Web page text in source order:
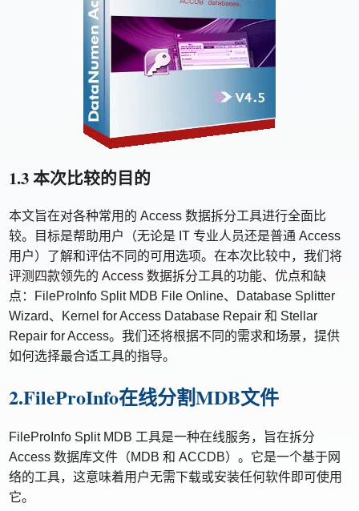
1.3 本次比较的目的
本文旨在对各种常用的 Access 数据拆分工具进行全面比
较。目标是帮助用户（无论是 IT 专业人员还是普通 Access
用户）了解和评估不同的可用选项。在本次比较中，我们将
评测四款领先的 Access 数据拆分工具的功能、优点和缺
点：FileProInfo Split MDB File Online、Database Splitter
Wizard、Kernel for Access Database Repair 和 Stellar
Repair for Access。我们还将根据不同的需求和场景，提供
如何选择最合适工具的指导。
2.FileProInfo在线分割MDB文件
FileProInfo Split MDB 工具是一种在线服务，旨在拆分
Access 数据库文件（MDB 和 ACCDB）。它是一个基于网
络的工具，这意味着用户无需下载或安装任何软件即可使用
它。